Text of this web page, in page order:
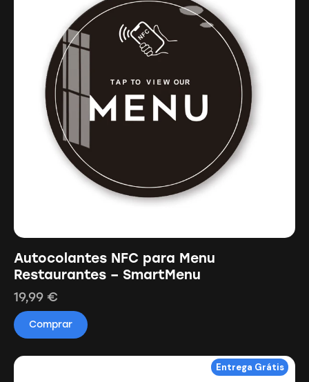
Autocolantes NFC para Menu
Restaurantes – SmartMenu
19,99 €
Comprar
Entrega Grátis